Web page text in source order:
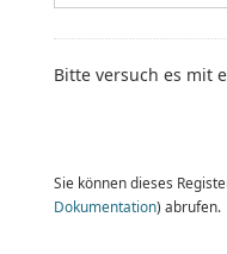
Bitte versuch es mit
Sie können dieses
Dokumentation) abrufen.